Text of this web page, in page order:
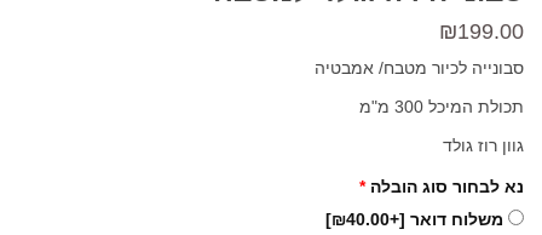
₪199.00
סבונייה לכיור מטבח/ אמבטיה
תכולת המיכל 300 מ"מ
גוון רוז גולד
נא לבחור סוג הובלה *
משלוח דואר [+₪40.00]